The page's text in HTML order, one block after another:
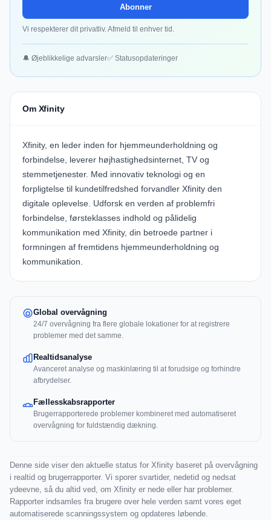
Abonner
Vi respekterer dit privatliv. Afmeld til enhver tid.
🔔 Øjeblikkelige advarsler✅ Statusopdateringer
Om Xfinity
Xfinity, en leder inden for hjemmeunderholdning og
forbindelse, leverer højhastighedsinternet, TV og
stemmetjenester. Med innovativ teknologi og en
forpligtelse til kundetilfredshed forvandler Xfinity den
digitale oplevelse. Udforsk en verden af problemfri
forbindelse, førsteklasses indhold og pålidelig
kommunikation med Xfinity, din betroede partner i
formningen af fremtidens hjemmeunderholdning og
kommunikation.
Global overvågning
24/7 overvågning fra flere globale lokationer for at registrere
problemer med det samme.
Realtidsanalyse
Avanceret analyse og maskinlæring til at forudsige og forhindre
afbrydelser.
Fællesskabsrapporter
Brugerrapporterede problemer kombineret med automatiseret
overvågning for fuldstændig dækning.
Denne side viser den aktuelle status for Xfinity baseret på overvågning
i realtid og brugerrapporter. Vi sporer svartider, nedetid og nedsat
ydeevne, så du altid ved, om Xfinity er nede eller har problemer.
Rapporter indsamles fra brugere over hele verden samt vores eget
automatiserede scanningssystem og opdateres løbende.